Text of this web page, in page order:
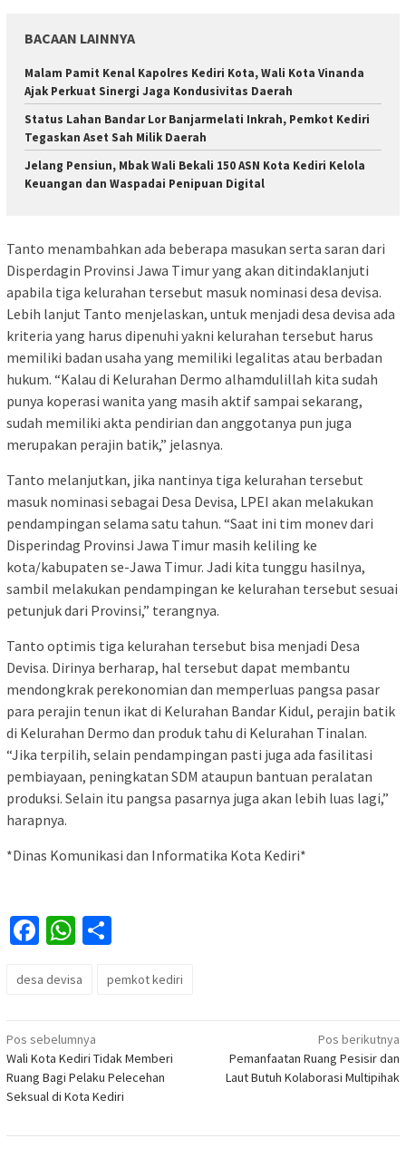
BACAAN LAINNYA
Malam Pamit Kenal Kapolres Kediri Kota, Wali Kota Vinanda
Ajak Perkuat Sinergi Jaga Kondusivitas Daerah
Status Lahan Bandar Lor Banjarmelati Inkrah, Pemkot Kediri
Tegaskan Aset Sah Milik Daerah
Jelang Pensiun, Mbak Wali Bekali 150 ASN Kota Kediri Kelola
Keuangan dan Waspadai Penipuan Digital
Tanto menambahkan ada beberapa masukan serta saran dari
Disperdagin Provinsi Jawa Timur yang akan ditindaklanjuti
apabila tiga kelurahan tersebut masuk nominasi desa devisa.
Lebih lanjut Tanto menjelaskan, untuk menjadi desa devisa ada
kriteria yang harus dipenuhi yakni kelurahan tersebut harus
memiliki badan usaha yang memiliki legalitas atau berbadan
hukum. “Kalau di Kelurahan Dermo alhamdulillah kita sudah
punya koperasi wanita yang masih aktif sampai sekarang,
sudah memiliki akta pendirian dan anggotanya pun juga
merupakan perajin batik,” jelasnya.
Tanto melanjutkan, jika nantinya tiga kelurahan tersebut
masuk nominasi sebagai Desa Devisa, LPEI akan melakukan
pendampingan selama satu tahun. “Saat ini tim monev dari
Disperindag Provinsi Jawa Timur masih keliling ke
kota/kabupaten se-Jawa Timur. Jadi kita tunggu hasilnya,
sambil melakukan pendampingan ke kelurahan tersebut sesuai
petunjuk dari Provinsi,” terangnya.
Tanto optimis tiga kelurahan tersebut bisa menjadi Desa
Devisa. Dirinya berharap, hal tersebut dapat membantu
mendongkrak perekonomian dan memperluas pangsa pasar
para perajin tenun ikat di Kelurahan Bandar Kidul, perajin batik
di Kelurahan Dermo dan produk tahu di Kelurahan Tinalan.
“Jika terpilih, selain pendampingan pasti juga ada fasilitasi
pembiayaan, peningkatan SDM ataupun bantuan peralatan
produksi. Selain itu pangsa pasarnya juga akan lebih luas lagi,”
harapnya.
*Dinas Komunikasi dan Informatika Kota Kediri*
Facebook
WhatsApp
desa devisa pemkot kediri
Navigasi
pos
Pos sebelumnya
Wali Kota Kediri Tidak Memberi
Ruang Bagi Pelaku Pelecehan
Seksual di Kota Kediri
Pos berikutnya
Pemanfaatan Ruang Pesisir dan
Laut Butuh Kolaborasi Multipihak